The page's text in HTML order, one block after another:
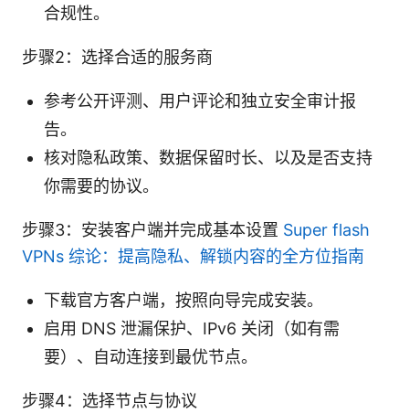
合规性。
步骤2：选择合适的服务商
参考公开评测、用户评论和独立安全审计报
告。
核对隐私政策、数据保留时长、以及是否支持
你需要的协议。
步骤3：安装客户端并完成基本设置 Super flash
VPNs 综论：提高隐私、解锁内容的全方位指南
下载官方客户端，按照向导完成安装。
启用 DNS 泄漏保护、IPv6 关闭（如有需
要）、自动连接到最优节点。
步骤4：选择节点与协议